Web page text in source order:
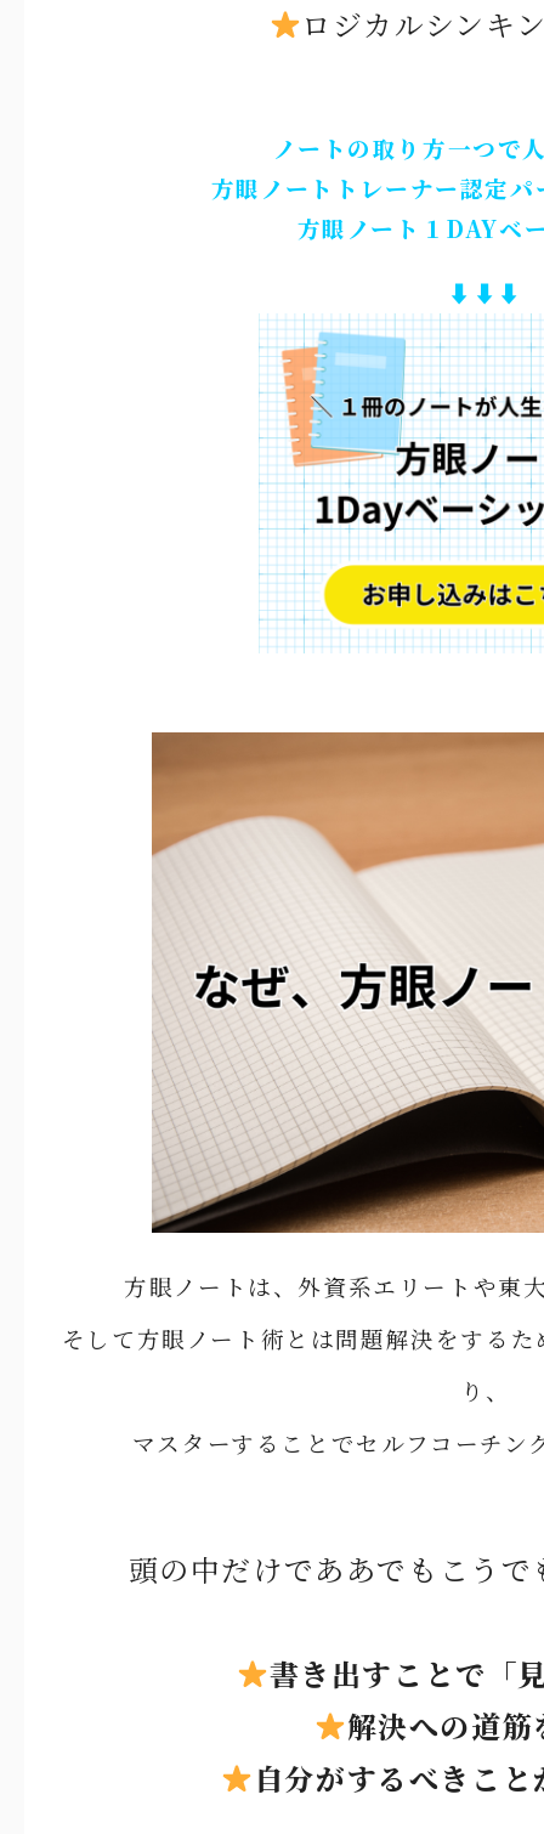
ロジカルシンキ
ノートの取り方一つで
方眼ノートトレーナー認定
方眼ノート１DAYベ
⬇︎⬇︎⬇︎
方眼ノートは、外資系エリートや東
そして方眼ノート術とは問題解決をする
り、
マスターすることでセルフコーチ
頭の中だけでああでもこう
書き出すことで「
解決への道
自分がするべきこ